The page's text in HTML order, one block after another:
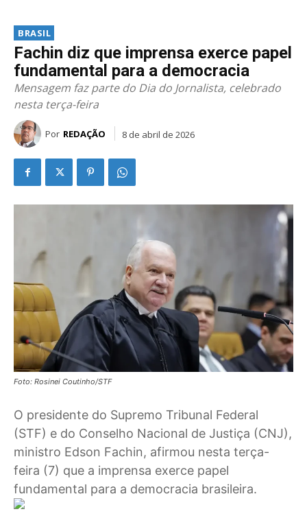
BRASIL
Fachin diz que imprensa exerce papel
fundamental para a democracia
Mensagem faz parte do Dia do Jornalista, celebrado
nesta terça-feira
Por REDAÇÃO 8 de abril de 2026
Foto: Rosinei Coutinho/STF
O presidente do Supremo Tribunal Federal
(STF) e do Conselho Nacional de Justiça (CNJ),
ministro Edson Fachin, afirmou nesta terça-
feira (7) que a imprensa exerce papel
fundamental para a democracia brasileira.